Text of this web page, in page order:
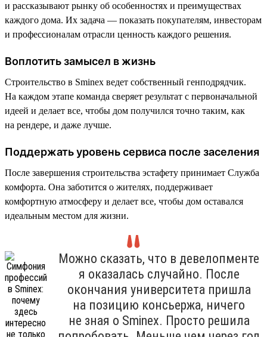
и рассказывают рынку об особенностях и преимуществах
каждого дома. Их задача — показать покупателям, инвесторам
и профессионалам отрасли ценность каждого решения.
Воплотить замысел в жизнь
Строительство в Sminex ведет собственный генподрядчик.
На каждом этапе команда сверяет результат с первоначальной
идеей и делает все, чтобы дом получился точно таким, как
на рендере, и даже лучше.
Поддержать уровень сервиса после заселения
После завершения строительства эстафету принимает Служба
комфорта. Она заботится о жителях, поддерживает
комфортную атмосферу и делает все, чтобы дом оставался
идеальным местом для жизни.
Можно сказать, что в девелопменте
я оказалась случайно. После
окончания университета пришла
на позицию консьержа, ничего
не зная о Sminex. Просто решила